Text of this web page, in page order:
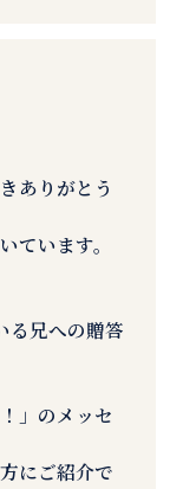
ありがとう
ています。
る兄への贈答
」のメッセ
にご紹介で